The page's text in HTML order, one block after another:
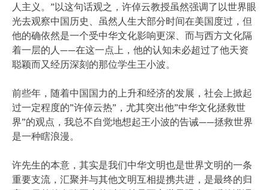
人主义。”以这句话观之，许倬云教授虽然强调了以世界眼
光去观察中国历史、虽然人生大部分时间在美国度过，但
他的确依然是一个受中华文化影响更深、而与西方文化隔
着一层的人——在这一点上，他的认知未必超过了他天资
聪颖而又经历深刻的那位学生王小波。
前些年，随着中国国力的上升和经济的发展，社会上掀起
过一定程度的”许倬云热”，尤其突出他”中华文化拯救世
界”的观点，我总不自觉地想起王小波的告诫——拯救世界
是一种瞎浪漫。
许先生的本意，其实是我们中华文明也是世界文明的一条
重要支流，汇聚并与其他文明互相提携共进，是最终的归